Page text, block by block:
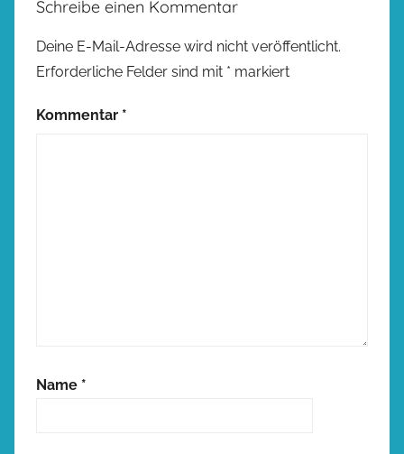
Schreibe einen Kommentar
Deine E-Mail-Adresse wird nicht veröffentlicht.
Erforderliche Felder sind mit * markiert
Kommentar *
Name *